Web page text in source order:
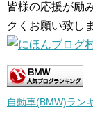
皆様の応援が励
クくお願い致し
自動車(BMW)ラン